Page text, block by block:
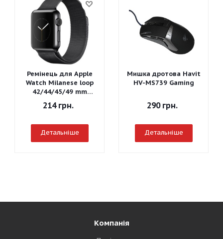
Ремінець для Apple
Watch Milanese loop
42/44/45/49 mm
(Чорний)
214грн.
Детальніше
Мишка дротова Havit
HV-MS739 Gaming
290грн.
Детальніше
Компанія